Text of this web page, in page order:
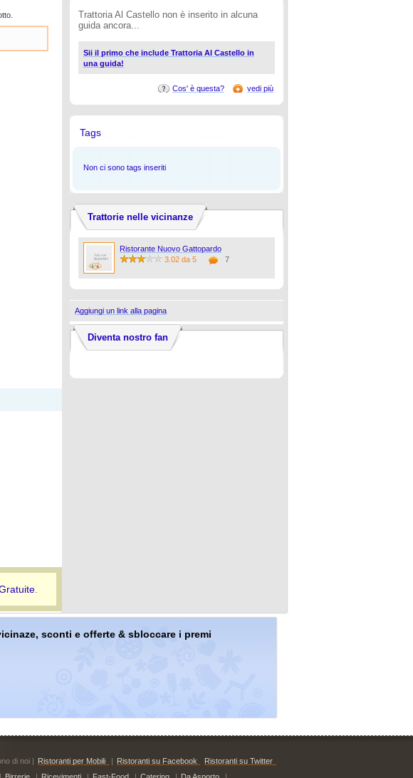
.
Trattoria Al Castello non è inserito in alcuna
guida ancora...
Sii il primo che include Trattoria Al Castello in
una guida!
Cos' è questa? vedi più
Tags
Non ci sono tags inseriti
Trattorie nelle vicinanze
Ristorante Nuovo Gattopardo
3.02 da 5
7
Aggiungi un link alla pagina
Diventa nostro fan
sconti e offerte & sbloccare i premi
di noi | Ristoranti per Mobili | Ristoranti su Facebook
Ristoranti su Twitter